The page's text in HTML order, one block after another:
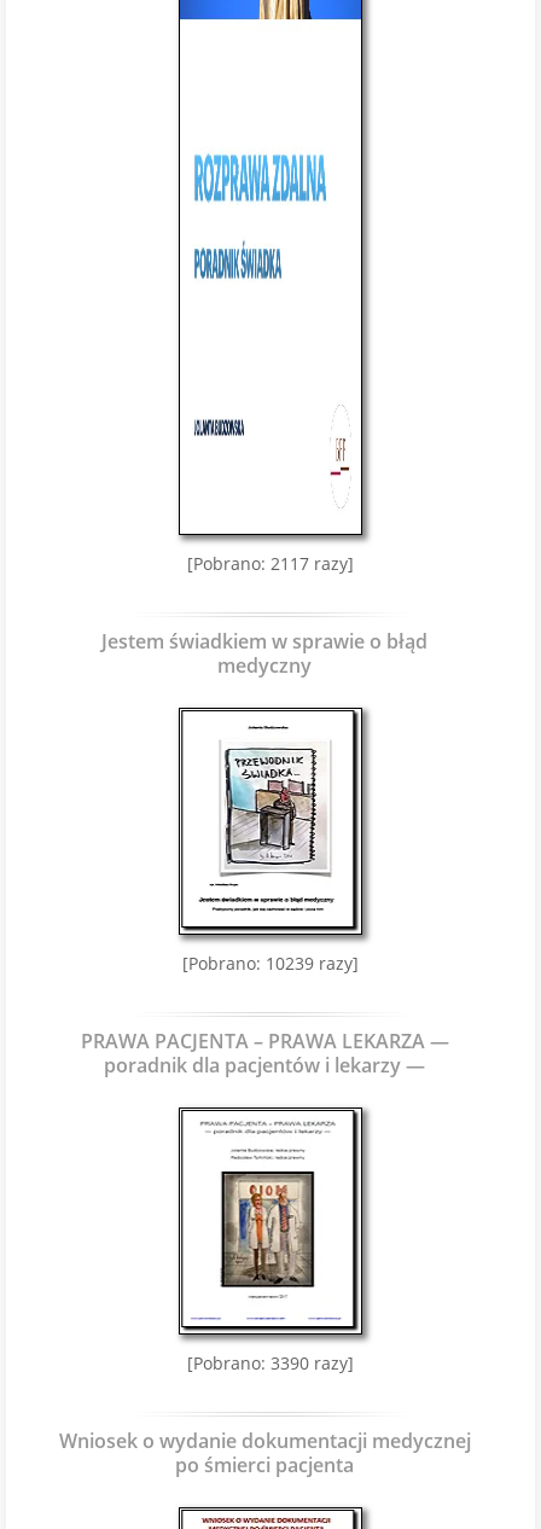
[Pobrano: 2117 razy]
Jestem świadkiem w sprawie o błąd
medyczny
[Pobrano: 10239 razy]
PRAWA PACJENTA – PRAWA LEKARZA —
poradnik dla pacjentów i lekarzy —
[Pobrano: 3390 razy]
Wniosek o wydanie dokumentacji medycznej
po śmierci pacjenta